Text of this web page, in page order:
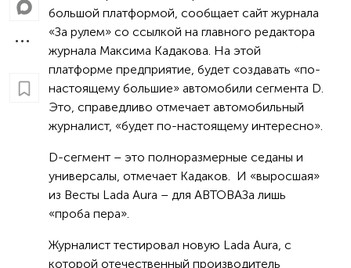
большой платформой, сообщает сайт журнала
«За рулем» со ссылкой на главного редактора
журнала Максима Кадакова. На этой
платформе предприятие, будет создавать «по-
настоящему большие» автомобили сегмента D.
Это, справедливо отмечает автомобильный
журналист, «будет по-настоящему интересно».
D-сегмент – это полноразмерные седаны и
универсалы, отмечает Кадаков. И «выросшая»
из Весты Lada Aura – для АВТОВАЗа лишь
«проба пера».
Журналист тестировал новую Lada Aura, с
которой отечественный производитель